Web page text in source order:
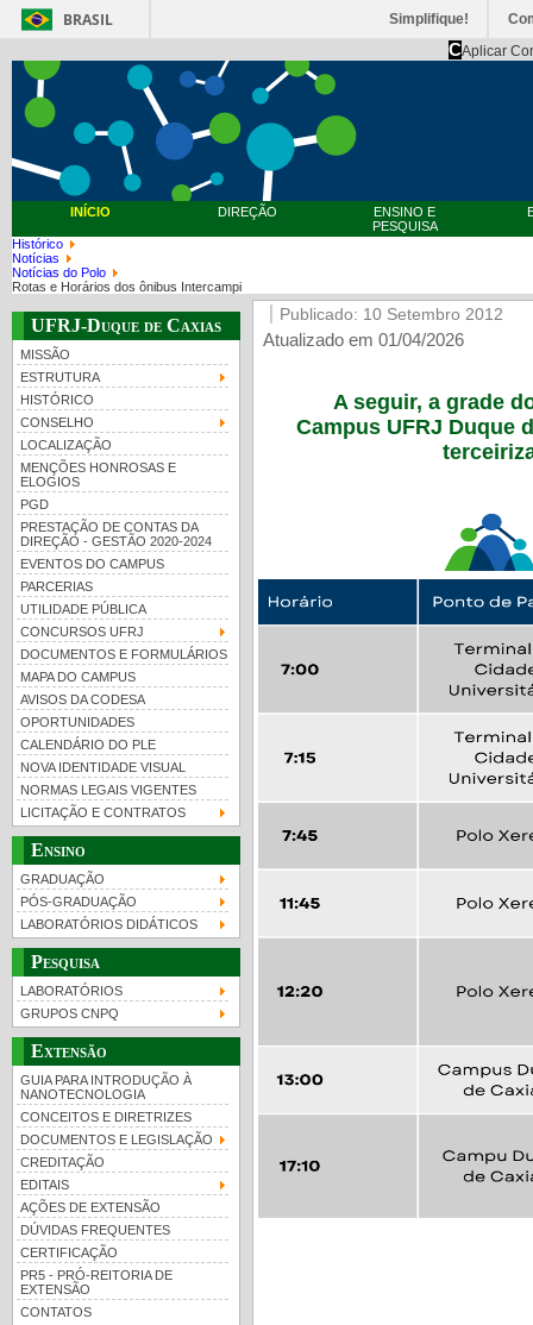
BRASIL Simplifique!
CAplicar
INÍCIO DIREÇÃO
ENSINO E
PESQUISA
Histórico
Notícias
Notícias do Polo
Rotas e Horários dos ônibus Intercampi
UFRJ-Duque de Caxias
MISSÃO
ESTRUTURA
HISTÓRICO
CONSELHO
LOCALIZAÇÃO
MENÇÕES HONROSAS E
ELOGIOS
PGD
PRESTAÇÃO DE CONTAS DA
DIREÇÃO - GESTÃO 2020-2024
EVENTOS DO CAMPUS
PARCERIAS
UTILIDADE PÚBLICA
CONCURSOS UFRJ
DOCUMENTOS E FORMULÁRIOS
MAPA DO CAMPUS
AVISOS DA CODESA
OPORTUNIDADES
CALENDÁRIO DO PLE
NOVA IDENTIDADE VISUAL
NORMAS LEGAIS VIGENTES
LICITAÇÃO E CONTRATOS
Ensino
GRADUAÇÃO
PÓS-GRADUAÇÃO
LABORATÓRIOS DIDÁTICOS
Pesquisa
LABORATÓRIOS
GRUPOS CNPQ
Extensão
GUIA PARA INTRODUÇÃO À
NANOTECNOLOGIA
CONCEITOS E DIRETRIZES
DOCUMENTOS E LEGISLAÇÃO
CREDITAÇÃO
EDITAIS
AÇÕES DE EXTENSÃO
DÚVIDAS FREQUENTES
CERTIFICAÇÃO
PR5 - PRÓ-REITORIA DE
EXTENSÃO
CONTATOS
Publicado: 10 Setembro 2012
Atualizado em 01/04/2026
A seguir, a grade
Campus UFRJ Duque
UFRJ 100 anos